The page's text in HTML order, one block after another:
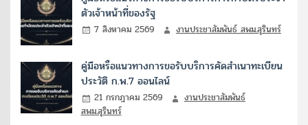
ตัวเจ้าหน้าที่ของรัฐ
7 สิงหาคม 2569 งานประชาสัมพันธ์ สพม.สุรินทร์
คู่มือหรือแนวทางการขอรับบริการคัดสำเนาทะเบียน
ประวัติ ก.พ.7 ออนไลน์
21 กรกฎาคม 2569
งานประชาสัมพันธ์
สพม.สุรินทร์